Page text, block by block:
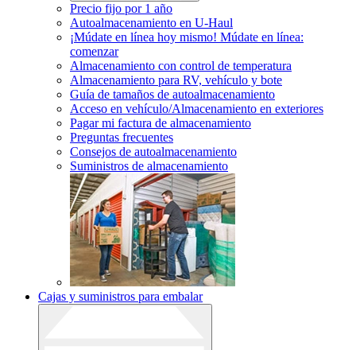
Precio fijo por 1 año
Autoalmacenamiento en U-Haul
¡Múdate en línea hoy mismo! Múdate en línea:
comenzar
Almacenamiento con control de temperatura
Almacenamiento para RV, vehículo y bote
Guía de tamaños de autoalmacenamiento
Acceso en vehículo/Almacenamiento en exteriores
Pagar mi factura de almacenamiento
Preguntas frecuentes
Consejos de autoalmacenamiento
Suministros de almacenamiento
Cajas y suministros para embalar